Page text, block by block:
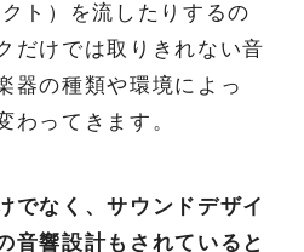
ト）を流したりするの
だけでは取りきれない音
器の種類や環境によっ
わってきます。
でなく、サウンドデザイ
音響設計もされていると